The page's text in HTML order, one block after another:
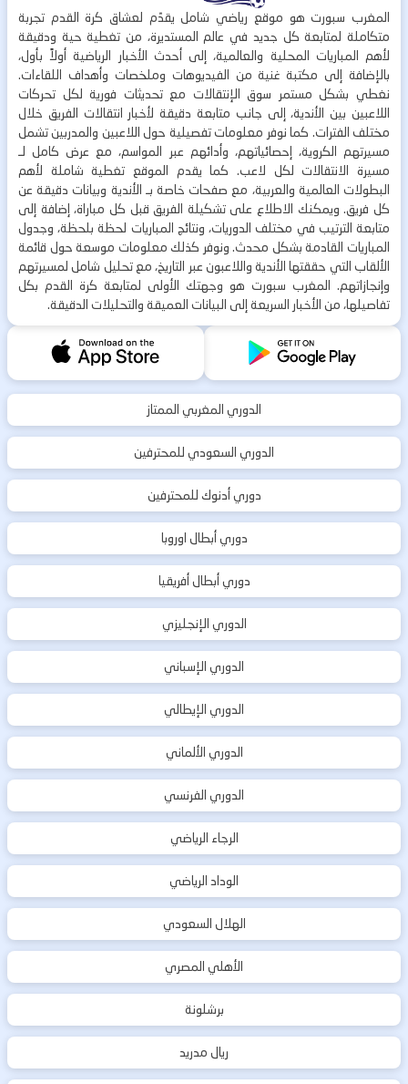
المغرب سبورت هو موقع رياضي شامل يقدّم لعشاق كرة القدم تجربة
متكاملة لمتابعة كل جديد في عالم المستديرة، من تغطية حية ودقيقة
لأهم المباريات المحلية والعالمية، إلى أحدث الأخبار الرياضية أولاً بأول،
بالإضافة إلى مكتبة غنية من الفيديوهات وملخصات وأهداف اللقاءات.
نغطي بشكل مستمر سوق الإنتقالات مع تحديثات فورية لكل تحركات
اللاعبين بين الأندية، إلى جانب متابعة دقيقة لأخبار انتقالات الفريق خلال
مختلف الفترات. كما نوفر معلومات تفصيلية حول اللاعبين والمدربين تشمل
مسيرتهم الكروية، إحصائياتهم، وأدائهم عبر المواسم، مع عرض كامل لـ
مسيرة الانتقالات لكل لاعب. كما يقدم الموقع تغطية شاملة لأهم
البطولات العالمية والعربية، مع صفحات خاصة بـ الأندية وبيانات دقيقة عن
كل فريق. ويمكنك الاطلاع على تشكيلة الفريق قبل كل مباراة، إضافة إلى
متابعة الترتيب في مختلف الدوريات، ونتائج المباريات لحظة بلحظة، وجدول
المباريات القادمة بشكل محدث. ونوفر كذلك معلومات موسعة حول قائمة
الألقاب التي حققتها الأندية واللاعبون عبر التاريخ، مع تحليل شامل لمسيرتهم
وإنجازاتهم. المغرب سبورت هو وجهتك الأولى لمتابعة كرة القدم بكل
تفاصيلها، من الأخبار السريعة إلى البيانات العميقة والتحليلات الدقيقة.
الدوري المغربي الممتاز
الدوري السعودي للمحترفين
دوري أدنوك للمحترفين
دوري أبطال اوروبا
دوري أبطال أفريقيا
الدوري الإنجليزي
الدوري الإسباني
الدوري الإيطالي
الدوري الألماني
الدوري الفرنسي
الرجاء الرياضي
الوداد الرياضي
الهلال السعودي
الأهلي المصري
برشلونة
ريال مدريد